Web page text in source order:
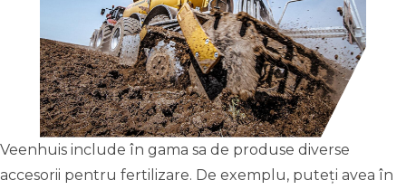
Veenhuis include în gama sa de produse diverse
accesorii pentru fertilizare. De exemplu, puteți avea în